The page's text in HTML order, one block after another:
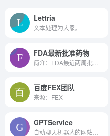
Lettria
文本处理为大家。
FDA最新批准药物
百度FEX团队
来源：FEX
GPTService